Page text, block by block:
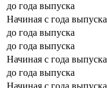
до года выпуска
Начиная с года выпуска
до года выпуска
до года выпуска
Начиная с года выпуска
до года выпуска